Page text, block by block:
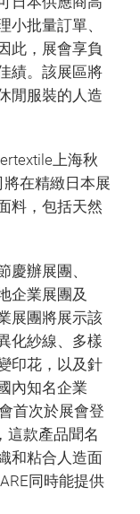
小批量訂單、
此，展會享負
績。該展區將
閒服裝的人造
上海秋
將在精緻日本展
料，包括天然
慶辦展團、
企業展團及
展團將展示該
化紗線、多樣
印花，以及針
內知名企業
首次於展會登
這款產品聞名
和粘合人造面
同時能提供